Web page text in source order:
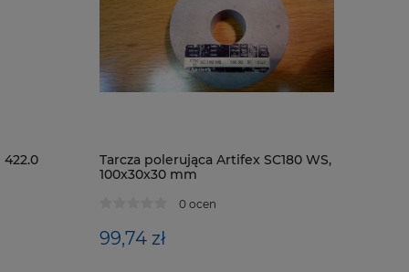
Tarcza polerująca Artifex SC180 WS,
100x30x30 mm
0 ocen
99,74 zł